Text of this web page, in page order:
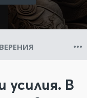
усилия. В